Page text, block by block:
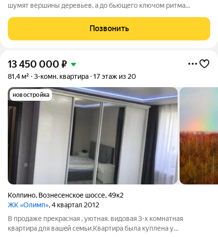
шумят вершины деревьев, а до бьющего ключом ритма
вас квартал "Новое Колпино" в зеленом районе
Петербурга.Здесь можно проводить
Позвонить
13 450 000 ₽
81,4 м² 3-комн. квартира 17 этаж из 20
новостройка
Колпино, Вознесенское шоссе,49к2
ЖК «Олимп», 4 квартал 2012
В продaже прекрасная , уютная. видовая 3-х комнатная
квaртиpа для вaшeй сeмьи.Квартира была куплена у